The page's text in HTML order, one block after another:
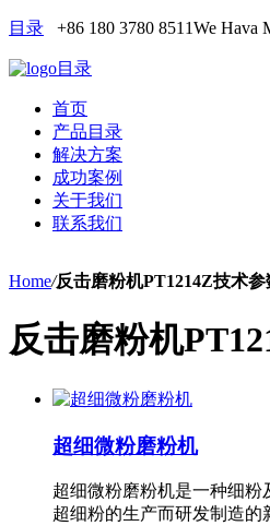
目录 +86 180 3780 8511We Hava
目录
首页
产品目录
解决方案
成功案例
关于我们
联系我们
Home/反击磨粉机PT1214Z技术参
反击磨粉机
超细微粉磨粉机
超细微粉磨粉机是一种细
超细粉的生产而研发制造